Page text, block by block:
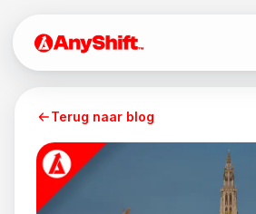
Terug naar blog